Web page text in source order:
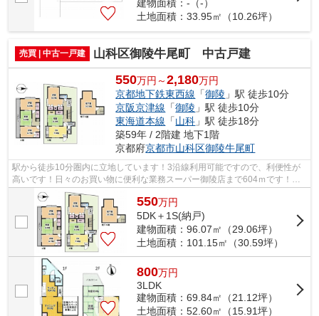
建物面積：-（-）
土地面積：33.95㎡（10.26坪）
売買 | 中古一戸建 山科区御陵牛尾町 中古戸建
550万円～2,180万円
京都地下鉄東西線 「御陵 」駅 徒歩10分
京阪京津線 「御陵 」駅 徒歩10分
東海道本線 「山科 」駅 徒歩18分
築59年 / 2階建 地下1階
京都府京都市山科区御陵牛尾町
駅から徒歩10分圏内に立地しています！3沿線利用可能ですので、利便性が
高いです！日々のお買い物に便利な業務スーパー御陵店まで604ｍです！京
都市立陵ケ岡小学校まで徒歩10分！子ど...
550万円
5DK＋1S(納戸)
建物面積：96.07㎡（29.06坪）
土地面積：101.15㎡（30.59坪）
800万円
3LDK
建物面積：69.84㎡（21.12坪）
土地面積：52.60㎡（15.91坪）